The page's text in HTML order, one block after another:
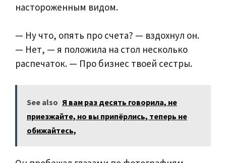
настороженным видом.
— Ну что, опять про счета? — вздохнул он.
— Нет, — я положила на стол несколько
распечаток. — Про бизнес твоей сестры.
See also Я вам раз десять говорила, не
приезжайте, но вы припёрлись, теперь не
обижайтесь,